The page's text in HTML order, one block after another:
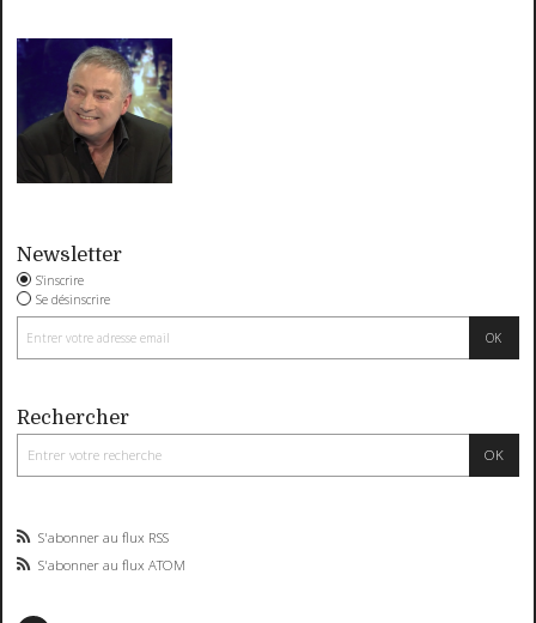
Newsletter
S'inscrire
Se désinscrire
Rechercher
S'abonner au flux RSS
S'abonner au flux ATOM